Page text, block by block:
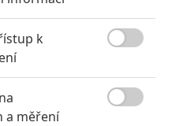
Opičí muž
k
a měření